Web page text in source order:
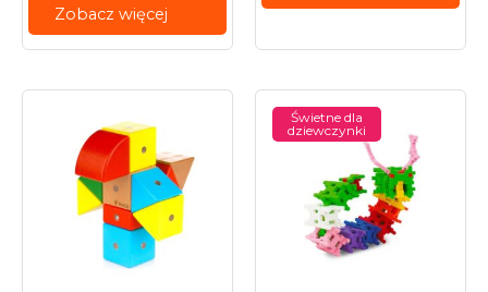
Zobacz więcej
Świetne dla
dziewczynki